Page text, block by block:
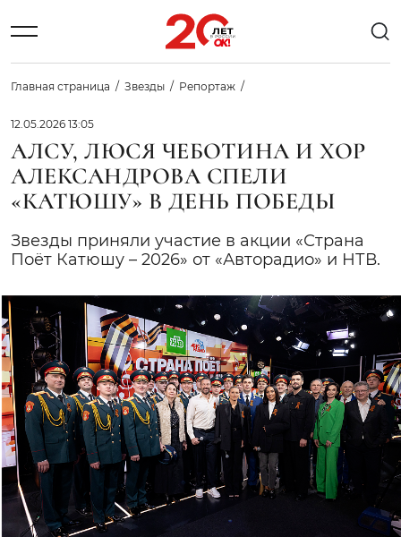
Главная страница Звезды Репортаж
12.05.2026 13:05
АЛСУ, ЛЮСЯ ЧЕБОТИНА И ХОР
АЛЕКСАНДРОВА СПЕЛИ
«КАТЮШУ» В ДЕНЬ ПОБЕДЫ
Звезды приняли участие в акции «Страна
Поёт Катюшу – 2026» от «Авторадио» и НТВ.